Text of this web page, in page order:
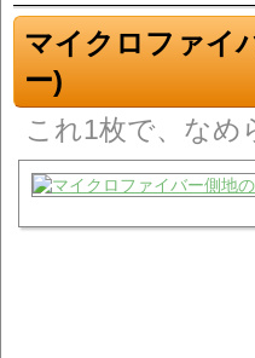
マイクロファイ
ー)
これ1枚で、なめ